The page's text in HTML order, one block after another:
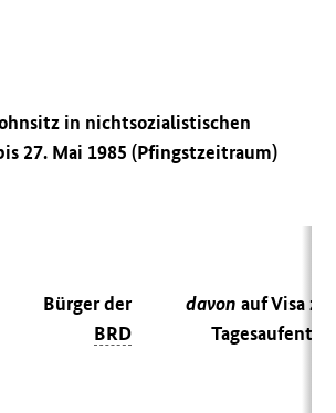
in nichtsozialistischen
27. Mai 1985 (Pfingstzeitraum)
Bürger der
BRD
davon auf Visa zum
Tagesaufenthalt